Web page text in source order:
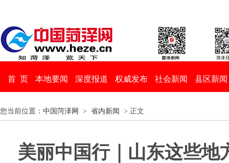
首 页 本地要闻 深度报道 权威发布 社会新闻 县区新闻
您当前位置： 中国菏泽网 > 省内新闻 > 正文
美丽中国行｜山东这些地